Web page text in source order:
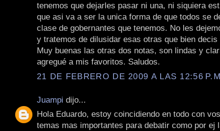
tenemos que dejarles pasar ni una, ni siquiera
que asi va a ser la unica forma de que todos se
clase de gobernantes que tenemos. No les
y tratemos de dilusidar esas otras que bien
Muy buenas las otras dos notas, son lindas y
agregué a mis favoritos. Saludos.
21 DE FEBRERO DE 2009 A LAS 12:56
Juampi dijo...
Hola Eduardo, estoy coincidiendo en todo con
temas mas importantes para debatir como por ej